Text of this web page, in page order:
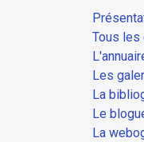
Tous les
Les
La
Le
La